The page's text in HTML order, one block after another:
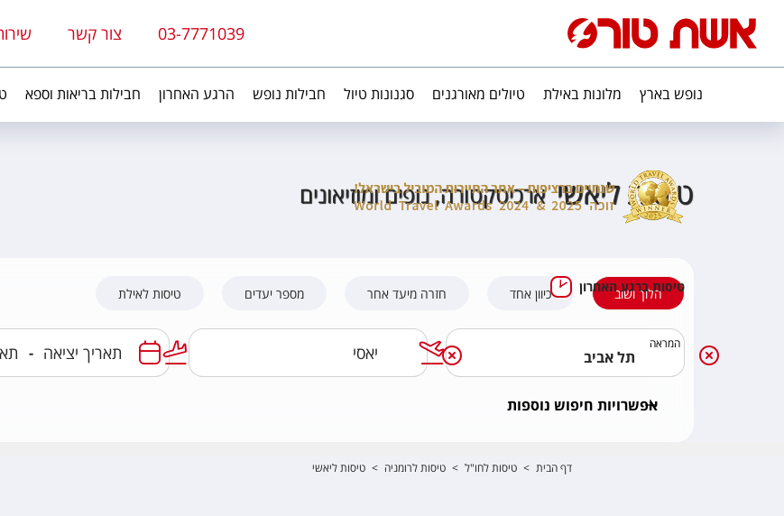
03-7771039 צור קשר
נופש בארץ מלונות באילת טיולים מאורגנים סגנונות טיול חבילות נופש הרגע האחרון חבילות בריאות וספא
טיסות ליאשי ארכיטקטורה, נופים ומוזיאונים
הלוך ושוב כיוון אחד חזרה מיעד אחר מספר יעדים טיסות לאילת טיסות ברגע האחרון
המראה -
אפשרויות חיפוש נוספות
דף הבית > טיסות לחו"ל > טיסות לרומניה > טיסות ליאשי